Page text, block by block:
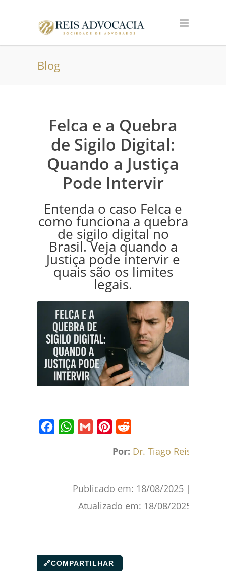
Blog
Felca e a Quebra
de Sigilo Digital:
Quando a Justiça
Pode Intervir
Entenda o caso Felca e
como funciona a quebra
de sigilo digital no
Brasil. Veja quando a
Justiça pode intervir e
quais são os limites
legais.
Por: Dr. Tiago Reis
Publicado em: 18/08/2025 |
Atualizado em: 18/08/2025
🔗COMPARTILHAR